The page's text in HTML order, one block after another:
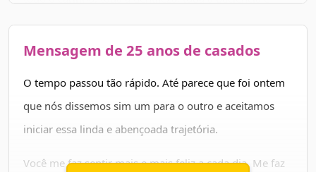
toda a solidariedade que você demonstrou nesses anos
de casamento.
Quero te dizer que, no que depender de mim, essa
nossa união continuará assim: sólida, harmônica,
indestrutível. Que venham mais 25 anos!
Mensagem de 25 anos de casados
O tempo passou tão rápido. Até parece que foi ontem
que nós dissemos sim um para o outro e aceitamos
iniciar essa linda e abençoada trajetória.
Você me faz sentir mais e mais feliz a cada dia. Me faz